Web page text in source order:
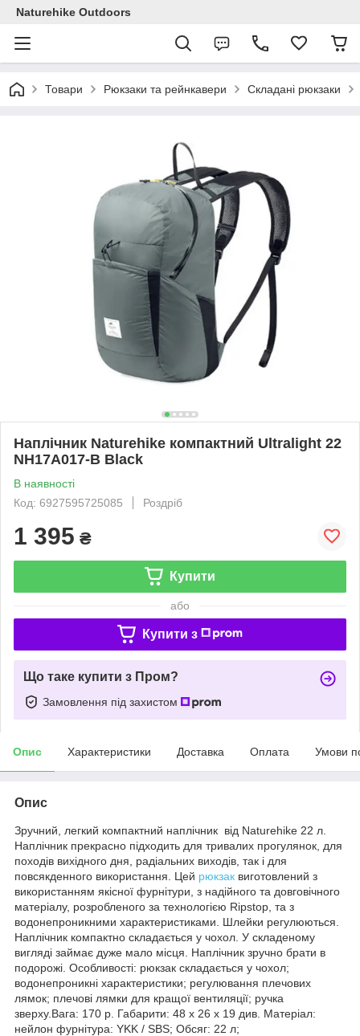
Naturehike Outdoors
Товари Рюкзаки та рейнкавери Складані рюкзаки
Наплічник Naturehike компактний Ultralight 22
NH17A017-B Black
В наявності
Код: 6927595725085
Роздріб
1 395 ₴
Купити
або
Купити з
Що таке купити з Пром?
Замовлення під захистом
Опис Характеристики Доставка Оплата Умови
Опис
Зручний, легкий компактний наплічник від Naturehike 22 л.
Наплічник прекрасно підходить для тривалих прогулянок, для
походів вихідного дня, радіальних виходів, так і для
повсякденного використання. Цей рюкзак виготовлений з
використанням якісної фурнітури, з надійного та довговічного
матеріалу, розробленого за технологією Ripstop, та з
водонепроникними характеристиками. Шлейки регулюються.
Наплічник компактно складається у чохол. У складеному
вигляді займає дуже мало місця. Наплічник зручно брати в
подорожі. Особливості: рюкзак складається у чохол;
водонепроникні характеристики; регулювання плечових
лямок; плечові лямки для кращої вентиляції; ручка
зверху.Вага: 170 р. Габарити: 48 х 26 х 19 див. Матеріал:
нейлон фурнітура: YKK / SBS; Обсяг: 22 л;